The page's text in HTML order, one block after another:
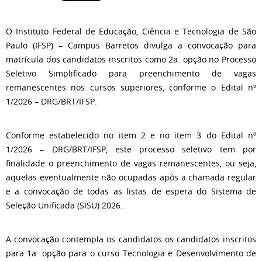
O Instituto Federal de Educação, Ciência e Tecnologia de São
Paulo (IFSP) – Campus Barretos divulga a convocação para
matrícula dos candidatos inscritos como 2a. opção no Processo
Seletivo Simplificado para preenchimento de vagas
remanescentes nos cursos superiores, conforme o Edital nº
1/2026 – DRG/BRT/IFSP.
Conforme estabelecido no item 2 e no item 3 do Edital nº
1/2026 – DRG/BRT/IFSP, este processo seletivo tem por
finalidade o preenchimento de vagas remanescentes, ou seja,
aquelas eventualmente não ocupadas após a chamada regular
e a convocação de todas as listas de espera do Sistema de
Seleção Unificada (SISU) 2026.
A convocação contempla os candidatos os candidatos inscritos
para 1a. opção para o curso Tecnologia e Desenvolvimento de